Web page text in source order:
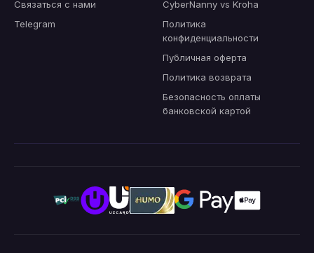
Связаться с нами
Telegram
CyberNanny vs Kroha
Политика
конфиденциальности
Публичная оферта
Политика возврата
Безопасность оплаты
банковской картой